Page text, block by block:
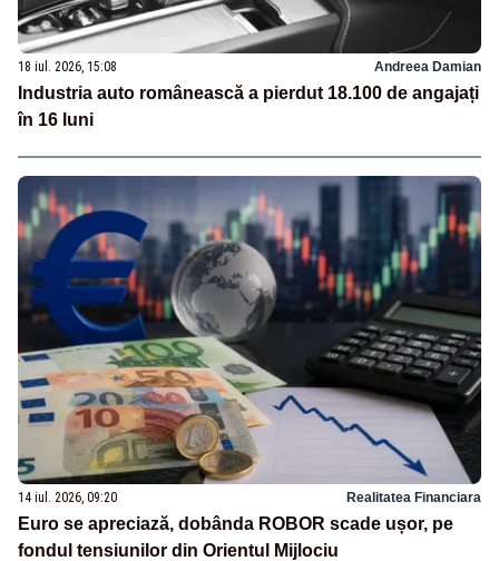
18 iul. 2026, 15:08 Andreea Damian
Industria auto românească a pierdut 18.100 de angajați
în 16 luni
14 iul. 2026, 09:20 Realitatea Financiara
Euro se apreciază, dobânda ROBOR scade ușor, pe
fondul tensiunilor din Orientul Mijlociu